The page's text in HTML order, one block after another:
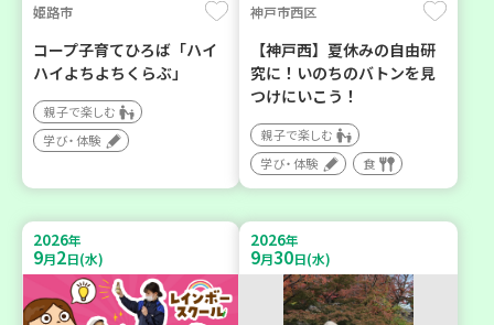
姫路市
コープ子育てひろば「ハイ
ハイよちよちくらぶ」
親子で楽しむ
学び・体験
神戸市西区
【神戸西】夏休みの自由研
究に！いのちのバトンを見
つけにいこう！
親子で楽しむ
学び・体験
食
2026年
9月2日(水)
2026年
9月30日(水)